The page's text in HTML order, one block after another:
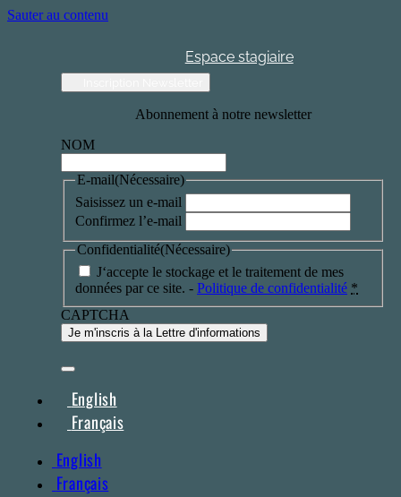
Sauter au contenu
Espace stagiaire
Abonnement à notre newsletter
NOM
E-mail(Nécessaire)
Saisissez un e-mail
Confirmez l’e-mail
Confidentialité(Nécessaire)
J‘accepte le stockage et le traitement de mes
données par ce site. - Politique de confidentialité *
CAPTCHA
English
Français
English
Français